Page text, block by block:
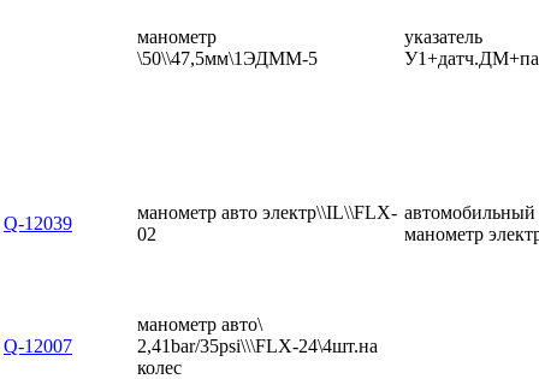
манометр
\50\\47,5мм\1ЭДММ-5
указатель
Q-12039
манометр авто электр\\IL\\FLX-
02
автомобильный
манометр
Q-12007
манометр авто\
2,41bar/35psi\\\FLX-24\4шт.на
колес